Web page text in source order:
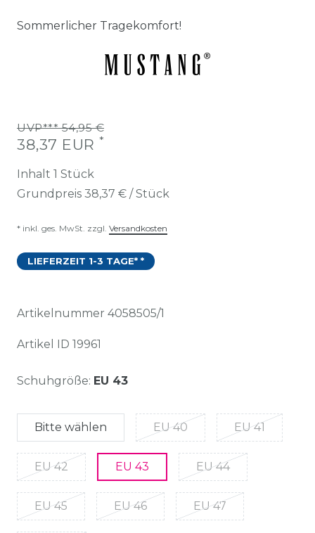
Sommerlicher Tragekomfort!
UVP*** 54,95 €
38,37 EUR *
Inhalt 1 Stück
Grundpreis 38,37 € / Stück
* inkl. ges. MwSt. zzgl. Versandkosten
LIEFERZEIT 1-3 TAGE* *
Artikelnummer 4058505/1
Artikel ID 19961
Schuhgröße: EU 43
Bitte wählen EU 40 EU 41
EU 42 EU 43 EU 44
EU 45 EU 46 EU 47